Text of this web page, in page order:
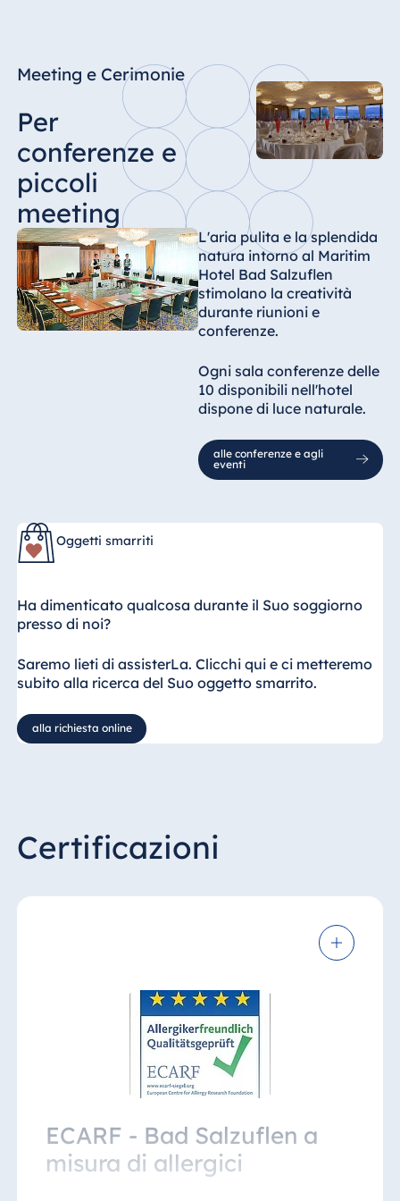
Meeting e Cerimonie
Per
conferenze e
piccoli
meeting
L'aria pulita e la splendida
natura intorno al Maritim
Hotel Bad Salzuflen
stimolano la creatività
durante riunioni e
conferenze.
Ogni sala conferenze delle
10 disponibili nell'hotel
dispone di luce naturale.
alle conferenze e agli
eventi
Oggetti smarriti
Ha dimenticato qualcosa durante il Suo soggiorno
presso di noi?
Saremo lieti di assisterLa. Clicchi qui e ci metteremo
subito alla ricerca del Suo oggetto smarrito.
alla richiesta online
Certificazioni
ECARF - Bad Salzuflen a
misura di allergici